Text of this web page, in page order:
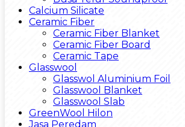
Calcium Silicate
Ceramic Fiber
Ceramic Fiber Blanket
Ceramic Fiber Board
Ceramic Tape
Glasswool
Glasswol Aluminium Foil
Glasswool Blanket
Glasswool Slab
GreenWool Hilon
Jasa Peredam